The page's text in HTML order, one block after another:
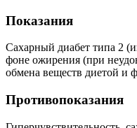
Показания
Сахарный диабет типа 2
фоне ожирения (при
обмена веществ диетой и
Противопоказания